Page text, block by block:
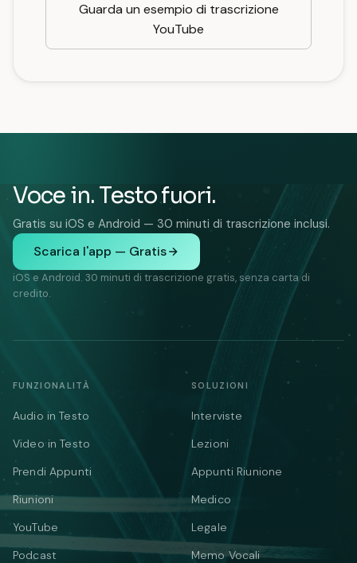
Guarda un esempio di trascrizione
YouTube
Voce in. Testo fuori.
Gratis su iOS e Android — 30 minuti di trascrizione inclusi.
Scarica l'app — Gratis
iOS e Android. 30 minuti di trascrizione gratis, senza carta di
credito.
FUNZIONALITÀ
Audio in Testo
Video in Testo
Prendi Appunti
Riunioni
YouTube
Podcast
SOLUZIONI
Interviste
Lezioni
Appunti Riunione
Medico
Legale
Memo Vocali